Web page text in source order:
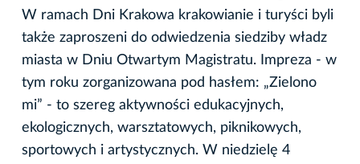
W ramach Dni Krakowa krakowianie i turyści byli
także zaproszeni do odwiedzenia siedziby władz
miasta w Dniu Otwartym Magistratu. Impreza - w
tym roku zorganizowana pod hasłem: „Zielono
mi” - to szereg aktywności edukacyjnych,
ekologicznych, warsztatowych, piknikowych,
sportowych i artystycznych. W niedzielę 4